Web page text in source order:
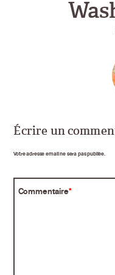
Écrire un
Votre adresse email ne sera pas publiée.
Commentaire*